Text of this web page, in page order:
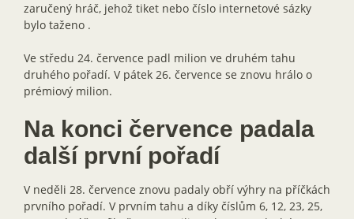
zaručený hráč, jehož tiket nebo číslo internetové sázky
bylo taženo .
Ve středu 24. července padl milion ve druhém tahu
druhého pořadí. V pátek 26. července se znovu hrálo o
prémiový milion.
Na konci července padala
další první pořadí
V neděli 28. července znovu padaly obří výhry na příčkách
prvního pořadí. V prvním tahu a díky číslům 6, 12, 23, 25,